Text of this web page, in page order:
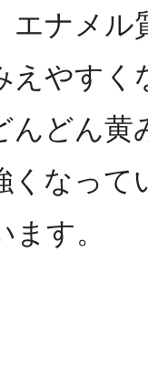
エナメル
えやすく
んどん黄
くなって
す。